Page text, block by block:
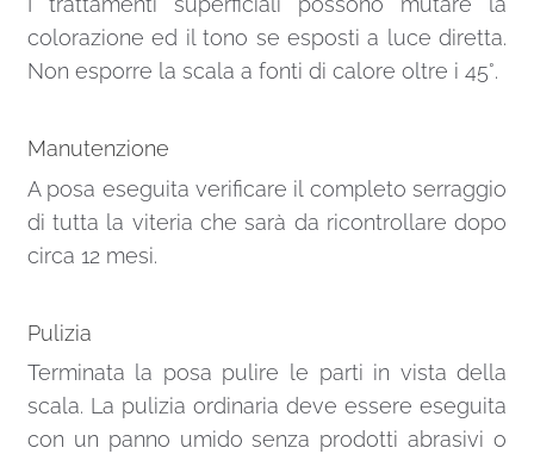
colorazione ed il tono se esposti a luce diretta.
Non esporre la scala a fonti di calore oltre i 45°.
Manutenzione
A posa eseguita verificare il completo serraggio
di tutta la viteria che sarà da ricontrollare dopo
circa 12 mesi.
Pulizia
Terminata la posa pulire le parti in vista della
scala. La pulizia ordinaria deve essere eseguita
con un panno umido senza prodotti abrasivi o